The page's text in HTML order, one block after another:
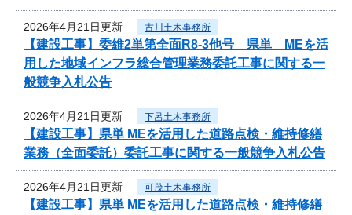
2026年4月21日更新 古川土木事務所
【建設工事】委維2単第全面R8-3他号 県単 MEを活
用した地域インフラ総合管理業務委託工事に関する一
般競争入札公告
2026年4月21日更新 下呂土木事務所
【建設工事】県単 MEを活用した道路点検・維持修繕
業務（全面委託）委託工事に関する一般競争入札公告
2026年4月21日更新 可茂土木事務所
【建設工事】県単 MEを活用した道路点検・維持修繕